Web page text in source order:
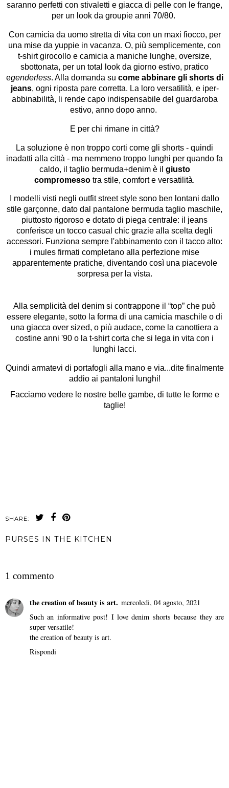
saranno perfetti con stivaletti e giacca di pelle con le frange,
per un look da groupie anni 70/80.
Con camicia da uomo stretta di vita con un maxi fiocco, per
una mise da yuppie in vacanza. O, più semplicemente, con
t-shirt girocollo e camicia a maniche lunghe, oversize,
sbottonata, per un total look da giorno estivo, pratico
egenderless. Alla domanda su come abbinare gli shorts di
jeans, ogni riposta pare corretta. La loro versatilità, e iper-
abbinabilità, li rende capo indispensabile del guardaroba
estivo, anno dopo anno.
E per chi rimane in città?
La soluzione è non troppo corti come gli shorts - quindi
inadatti alla città - ma nemmeno troppo lunghi per quando fa
caldo, il taglio bermuda+denim è il giusto
compromesso tra stile, comfort e versatilità.
I modelli visti negli outfit street style sono ben lontani dallo
stile garçonne, dato dal pantalone bermuda taglio maschile,
piuttosto rigoroso e dotato di piega centrale: il jeans
conferisce un tocco casual chic grazie alla scelta degli
accessori. Funziona sempre l'abbinamento con il tacco alto:
i mules firmati completano alla perfezione mise
apparentemente pratiche, diventando così una piacevole
sorpresa per la vista.
Alla semplicità del denim si contrappone il “top” che può
essere elegante, sotto la forma di una camicia maschile o di
una giacca over sized, o più audace, come la canottiera a
costine anni '90 o la t-shirt corta che si lega in vita con i
lunghi lacci.
Quindi armatevi di portafogli alla mano e via...dite finalmente
addio ai pantaloni lunghi!
Facciamo vedere le nostre belle gambe, di tutte le forme e
taglie!
SHARE:
PURSES IN THE KITCHEN
1 commento
the creation of beauty is art. mercoledì, 04 agosto, 2021
Such an informative post! I love denim shorts because they are
super versatile!
the creation of beauty is art.
Rispondi